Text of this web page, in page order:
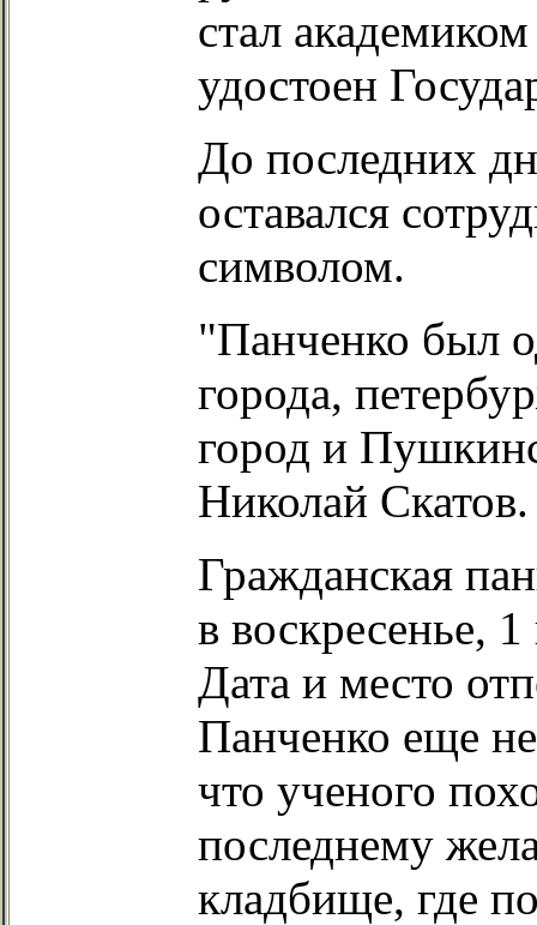
стал
удостоен
До последних
оставался
символом.
"Панченко был
города,
город и
Николай Скатов.
Гражданская
в воскресенье,
Дата и место
Панченко еще
что ученого
последнему
кладбище, где